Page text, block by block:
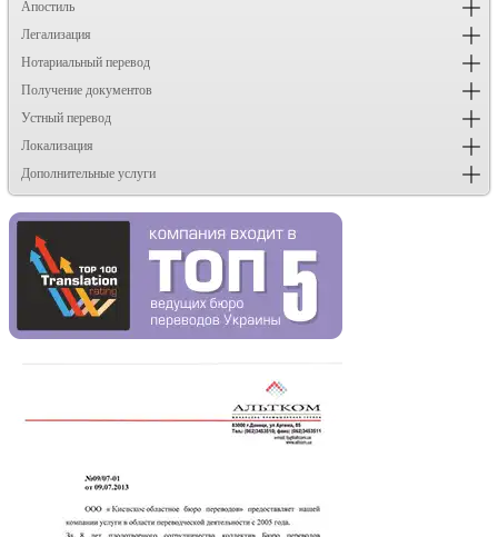
Апостиль
Легализация
Нотариальный перевод
Получение документов
Устный перевод
Локализация
Дополнительные услуги